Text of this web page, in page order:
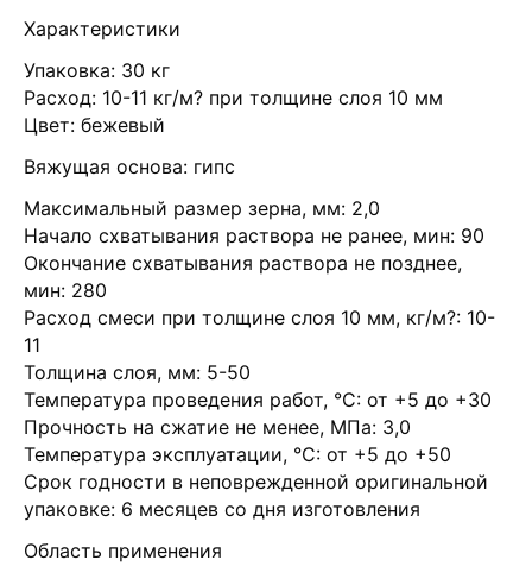
Характеристики
Упаковка: 30 кг
Расход: 10-11 кг/м? при толщине слоя 10 мм
Цвет: бежевый
Вяжущая основа: гипс
Максимальный размер зерна, мм: 2,0
Начало схватывания раствора не ранее, мин: 90
Окончание схватывания раствора не позднее,
мин: 280
Расход смеси при толщине слоя 10 мм, кг/м?: 10-
11
Толщина слоя, мм: 5-50
Температура проведения работ, °С: от +5 до +30
Прочность на сжатие не менее, МПа: 3,0
Температура эксплуатации, °С: от +5 до +50
Срок годности в неповрежденной оригинальной
упаковке: 6 месяцев со дня изготовления
Область применения